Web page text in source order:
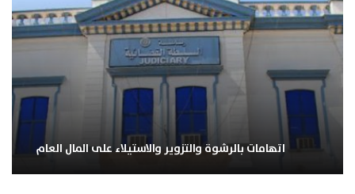
اتهامات بالرشوة والتزوير والاستيلاء على المال العام